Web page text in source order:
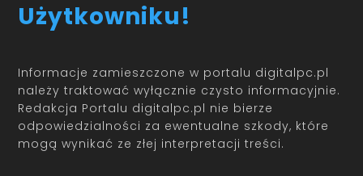
Użytkowniku!
Informacje zamieszczone w portalu digitalpc.pl
należy traktować wyłącznie czysto informacyjnie.
Redakcja Portalu digitalpc.pl nie bierze
odpowiedzialności za ewentualne szkody, które
mogą wynikać ze złej interpretacji treści.